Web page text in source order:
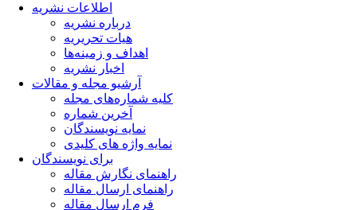
اطلاعات نشریه
درباره نشریه
هیات تحریریه
اهداف و زمینه‌ها
اخبار نشریه
آرشیو مجله و مقالات
کلیه شماره‌های مجله
آخرین شماره
نمایه نویسندگان
نمایه واژه های کلیدی
برای نویسندگان
راهنمای نگارش مقاله
راهنمای ارسال مقاله
فرم ارسال مقاله